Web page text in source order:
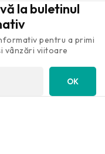
la buletinul
pentru a primi
vânzări viitoare